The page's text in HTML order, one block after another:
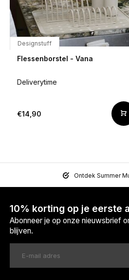
Designstuff
Flessenborstel - Vana
Deliverytime
€14,90
Ontdek Summer
10% korting op je eerste
Abonneer je op onze nieuwsbrief
blijven.